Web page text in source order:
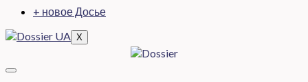
+ новое Досье
X